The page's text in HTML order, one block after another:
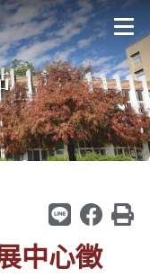
中心徵